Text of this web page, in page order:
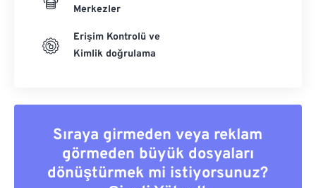
Merkezler
Erişim Kontrolü ve
Kimlik doğrulama
Sıraya girmeden veya reklam
görmeden büyük dosyaları
dönüştürmek mi istiyorsunuz?